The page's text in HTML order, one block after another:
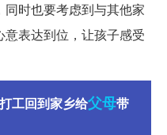
时也要考虑到与其他家
表达到位，让孩子感受
工回到家乡给父母带